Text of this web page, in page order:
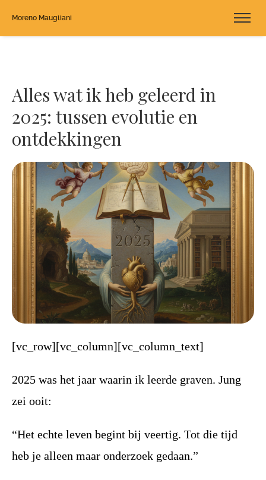
Moreno Maugliani
Alles wat ik heb geleerd in
2025: tussen evolutie en
ontdekkingen
[vc_row][vc_column][vc_column_text]
2025 was het jaar waarin ik leerde graven. Jung
zei ooit:
“Het echte leven begint bij veertig. Tot die tijd
heb je alleen maar onderzoek gedaan.”